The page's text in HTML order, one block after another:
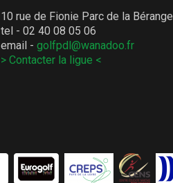
10 rue de Fionie Parc de la
tel - 02 40 08 05 06
email - golfpdl@wanadoo.fr
> Contacter la ligue <